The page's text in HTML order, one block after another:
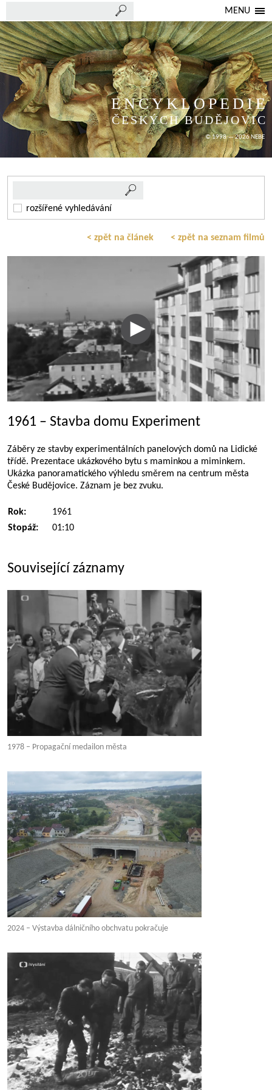
MENU
ENCYKLOPEDIE
ČESKÝCH BUDĚJOVIC
© 1998 — 2026 NEBE
rozšířené vyhledávání
< zpět na článek < zpět na seznam filmů
1961 – Stavba domu Experiment
Záběry ze stavby experimentálních panelových domů na Lidické
třídě. Prezentace ukázkového bytu s maminkou a miminkem.
Ukázka panoramatického výhledu směrem na centrum města
České Budějovice. Záznam je bez zvuku.
Rok:
1961
Stopáž:
01:10
Související záznamy
1978 – Propagační medailon města
2024 – Výstavba dálničního obchvatu pokračuje